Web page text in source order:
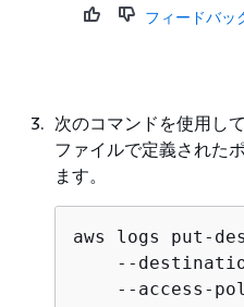
フィードバッ
次のコマンドを使用して
ファイルで定義された
ます。
aws logs put-
--
--access-